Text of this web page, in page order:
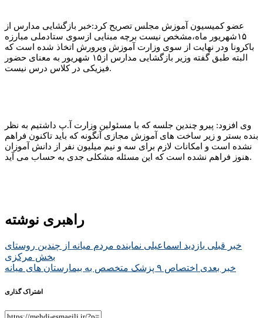
عضو کمیسیون آموزش مجلس تصریح کرد:خبر بازگشایی مدارس از
۱۵شهریور ماه،مشخص نیست برچه مبنایی ازسوی ستادملی مبارزه
باکرونا ودر نهایت از سوی وزارت آموزش وپرورش اتخاذ شده است که
البته طبق گفته وزیر بازگشایی مدارس از۱۵ شهریور به معنای حضور
فیزیکی در کلاس درس نیست.
وی افزود: پیرو چندین جلسه که با مسئولین وزارت آ.پ داشتیم به نظر
بنده بستر و زیر ساخت های آموزش مجازی آنگونه که باید تاکنون فراهم
نشده است و امکانات لازم برای سه و نیم میلیون نفر از دانش آموزان
هنوز فراهم نشده است که این مسئله مشکلی جدی به حساب می آید.
راهبری نوشته
خبر قبلی ️بازدید اسماعیلی نماینده مردم میانه از چندین روستای
بخش مرکزی
خبر بعدی ️اختصاص ۹ پزشک متخصص به بیمارستان های میانه
اشتراک گذاری